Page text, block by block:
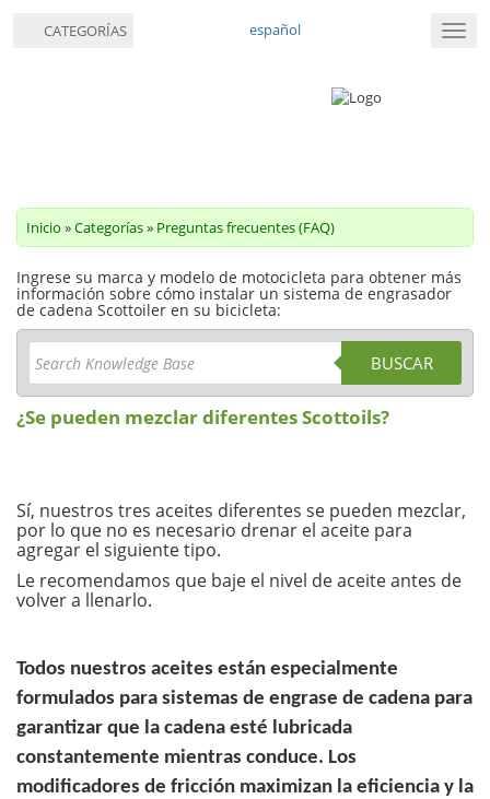
español
Inicio »Categorías» Preguntas frecuentes (FAQ)
Ingrese su marca y modelo de motocicleta para obtener más
información sobre cómo instalar un sistema de engrasador
de cadena Scottoiler en su bicicleta:
BUSCAR
¿Se pueden mezclar diferentes Scottoils?
Sí, nuestros tres aceites diferentes se pueden mezclar,
por lo que no es necesario drenar el aceite para
agregar el siguiente tipo.
Le recomendamos que baje el nivel de aceite antes de
volver a llenarlo.
Todos nuestros aceites están especialmente
formulados para sistemas de engrase de cadena para
garantizar que la cadena esté lubricada
constantemente mientras conduce. Los
modificadores de fricción maximizan la eficiencia y la
CATEGORÍAS